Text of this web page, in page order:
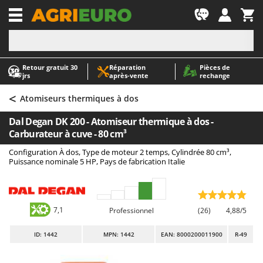
Retour gratuit 30
jrs
Réparation
après‑vente
Pièces de
rechange
-1
A
Abris de jardin
Accessoires pour tracteurs tondeuses autoportés
Aérateurs Scarificateurs pour gazon
Arracheuses de pommes de terre pour tracteur
Aspirateurs - Balais Électriques
Aspirateurs à cendres
Aspirateurs à feuilles sur roues
Aspirateurs de piscine
Aspirateurs Multifonctions
Atomiseurs agricoles pour tracteurs
Atomiseurs pour traitements
A
AgriEuro Premium
AgriEuro TOP-LINE
AGT
Aima
Airmec
AL-KO
ALA 2000
Alce
Alpina
< Atomiseurs thermiques à dos
Dal Degan DK 200 - Atomiseur thermique à dos -
Carburateur à cuve - 80 cm³
Configuration À dos, Type de moteur 2 temps, Cylindrée 80 cm³,
Puissance nominale 5 HP, Pays de fabrication Italie
7,1 Professionnel (26) 4,88/5
ID: 1442 MPN: 1442 EAN: 8000200011900 R-49